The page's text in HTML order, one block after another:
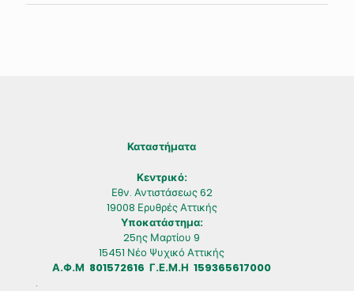
Καταστήματα
Κεντρικό:
Εθν. Αντιστάσεως 62
19008 Ερυθρές Αττικής
Υποκατάστημα:
25ης Μαρτίου 9
15451 Νέο Ψυχικό Αττικής
Α.Φ.Μ 801572616 Γ.Ε.Μ.Η 159365617000
.